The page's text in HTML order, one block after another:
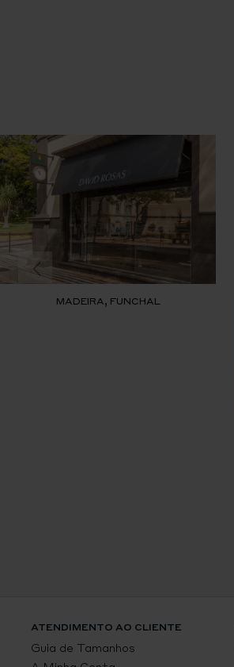
MADEIRA, FUNCHAL
ATENDIMENTO AO CLIENTE
Guia de Tamanhos